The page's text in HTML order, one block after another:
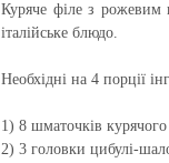
Куряче філе з рожевим
італійське блюдо.
Необхідні на 4 порції
1) 8 шматочків курячого
2) 3 головки цибулі-